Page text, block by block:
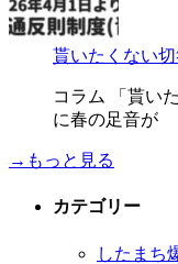
貰いたくない
コラム 「貰い
に春の足音が
→もっと見る
カテゴリー
したまち